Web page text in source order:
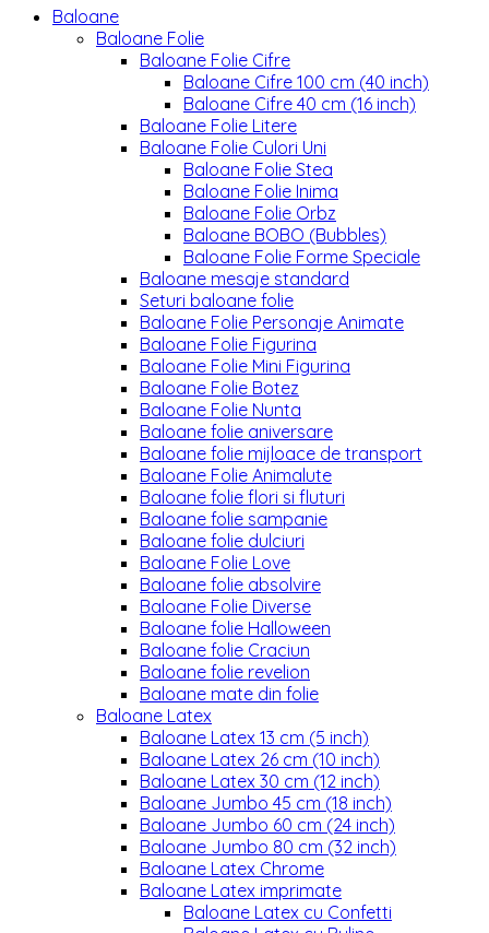
Baloane
Baloane Folie
Baloane Folie Cifre
Baloane Cifre 100 cm (40 inch)
Baloane Cifre 40 cm (16 inch)
Baloane Folie Litere
Baloane Folie Culori Uni
Baloane Folie Stea
Baloane Folie Inima
Baloane Folie Orbz
Baloane BOBO (Bubbles)
Baloane Folie Forme Speciale
Baloane mesaje standard
Seturi baloane folie
Baloane Folie Personaje Animate
Baloane Folie Figurina
Baloane Folie Mini Figurina
Baloane Folie Botez
Baloane Folie Nunta
Baloane folie aniversare
Baloane folie mijloace de transport
Baloane Folie Animalute
Baloane folie flori si fluturi
Baloane folie sampanie
Baloane folie dulciuri
Baloane Folie Love
Baloane folie absolvire
Baloane Folie Diverse
Baloane folie Halloween
Baloane folie Craciun
Baloane folie revelion
Baloane mate din folie
Baloane Latex
Baloane Latex 13 cm (5 inch)
Baloane Latex 26 cm (10 inch)
Baloane Latex 30 cm (12 inch)
Baloane Jumbo 45 cm (18 inch)
Baloane Jumbo 60 cm (24 inch)
Baloane Jumbo 80 cm (32 inch)
Baloane Latex Chrome
Baloane Latex imprimate
Baloane Latex cu Confetti